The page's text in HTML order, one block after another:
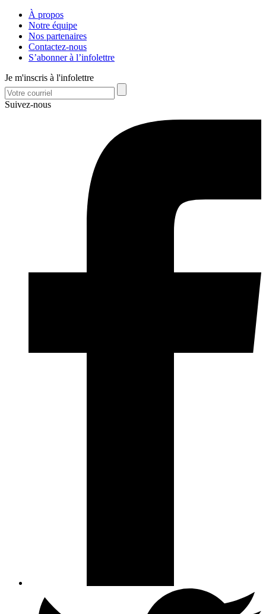
À propos
Notre équipe
Nos partenaires
Contactez-nous
S’abonner à l’infolettre
Je m'inscris à l'infolettre
Suivez-nous